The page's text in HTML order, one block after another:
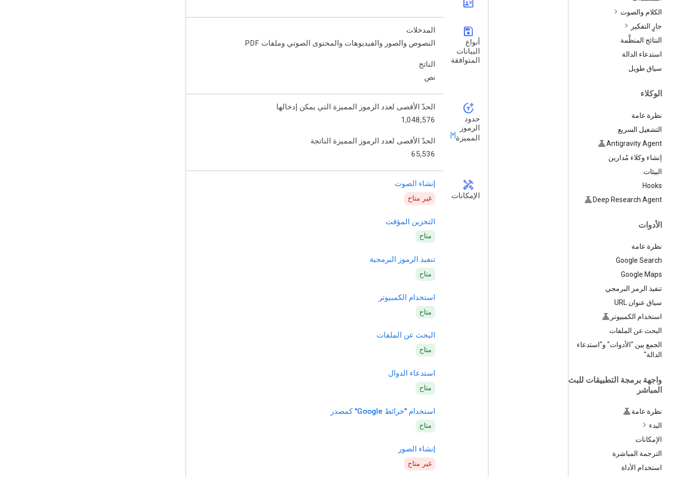
الكلام والصوت
جارٍ التفكير
النتائج المنظَّمة
استدعاء الدالة
سياق طويل
الوكلاء
نظرة عامة
التشغيل السريع
Antigravity Agent
إنشاء وكلاء مُدارين
البيئات
Hooks
Deep Research Agent
الأدوات
نظرة عامة
Google Search
Google Maps
تنفيذ الرمز البرمجي
سياق عنوان URL
استخدام الكمبيوتر
البحث عن الملفات
الجمع بين "الأدوات" و"استدعاء
الدالة"
واجهة برمجة التطبيقات للبث
المباشر
نظرة عامة
البدء
الإمكانات
الترجمة المباشرة
استخدام الأداة
id_card
save
أنواع
البيانات
المتوافقة
المدخلات
النصوص والصور والفيديوهات والمحتوى الصوتي وملفات PDF
الناتج
نص
token_auto
حدود
الرموز
المميزة [*]
الحدّ الأقصى لعدد الرموز المميزة التي يمكن إدخالها
1,048,576
الحدّ الأقصى لعدد الرموز المميزة الناتجة
65,536
handyman
الإمكانات
إنشاء الصوت
غير متاح
التخزين المؤقت
متاح
تنفيذ الرموز البرمجية
متاح
استخدام الكمبيوتر
متاح
البحث عن الملفات
متاح
استدعاء الدوال
متاح
استخدام "خرائط Google" كمصدر
متاح
إنشاء الصور
غير متاح